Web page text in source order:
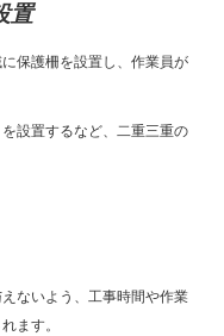
置
保護柵を設置し、作業員が
設置するなど、二重三重の
ないよう、工事時間や作業
ます。